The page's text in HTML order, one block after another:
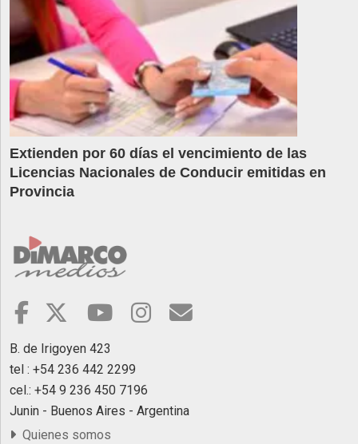
Extienden por 60 días el vencimiento de las
Licencias Nacionales de Conducir emitidas en
Provincia
B. de Irigoyen 423
tel : +54 236 442 2299
cel.: +54 9 236 450 7196
Junin - Buenos Aires - Argentina
Quienes somos